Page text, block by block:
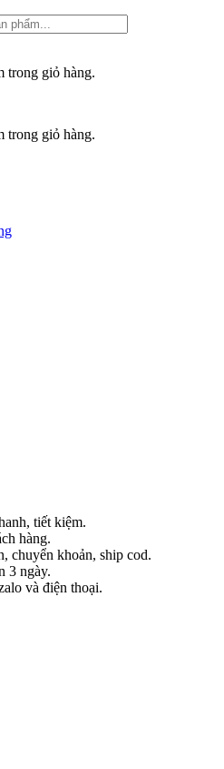
trong giỏ hàng.
trong giỏ hàng.
tiết kiệm.
hàng.
chuyển khoản, ship cod.
3 ngày.
và điện thoại.